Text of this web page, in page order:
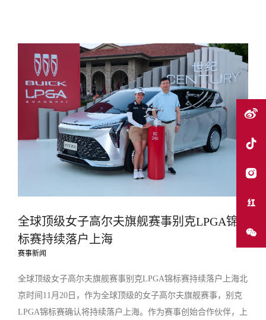
全球顶级女子高尔夫旗舰赛事别克LPGA锦
标赛持续落户上海
赛事新闻
全球顶级女子高尔夫旗舰赛事别克LPGA锦标赛持续落户上海北
京时间11月20日，作为全球顶级的女子高尔夫旗舰赛事，别克
LPGA锦标赛确认将持续落户上海。作为赛事创始合作伙伴，上